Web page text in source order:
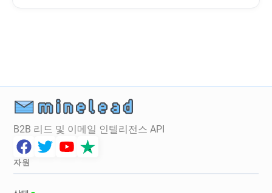
B2B 리드 및 이메일 인텔리전스 API
자원